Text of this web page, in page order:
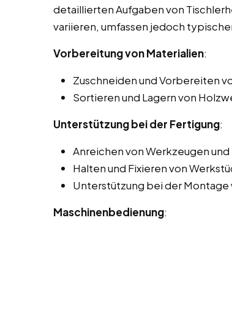
detaillierten Aufgaben von
variieren, umfassen jedoch
Vorbereitung von Materialien:
Zuschneiden und Vorbereiten
Sortieren und Lagern von
Unterstützung bei der Fertigung:
Anreichen von Werkzeugen
Halten und Fixieren von
Unterstützung bei der Montage
Maschinenbedienung: